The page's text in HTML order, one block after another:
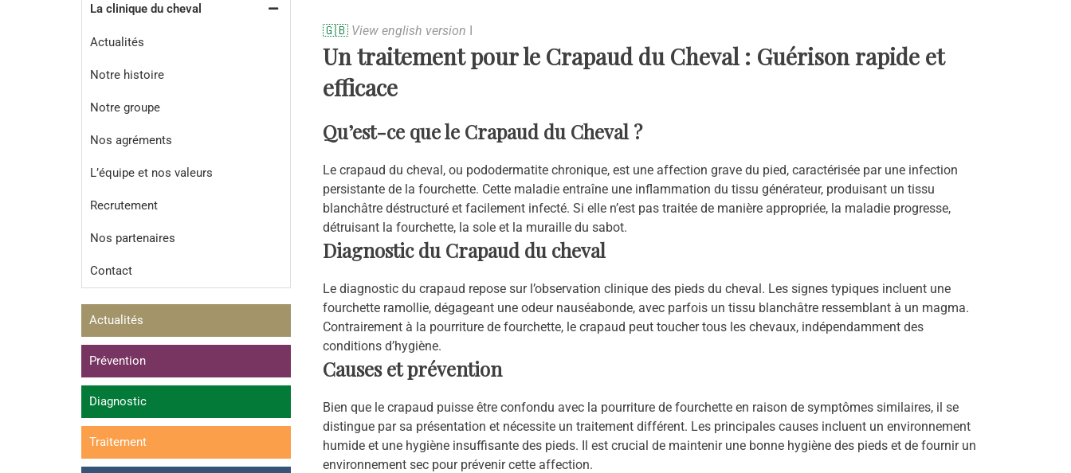
🇬🇧 View english version I
Un traitement pour le Crapaud du Cheval : Guérison rapide et
efficace
Qu’est-ce que le Crapaud du Cheval ?
Le crapaud du cheval, ou pododermatite chronique, est une affection grave du pied, caractérisée par une infection
persistante de la fourchette. Cette maladie entraîne une inflammation du tissu générateur, produisant un tissu
blanchâtre déstructuré et facilement infecté. Si elle n’est pas traitée de manière appropriée, la maladie progresse,
détruisant la fourchette, la sole et la muraille du sabot.
Diagnostic du Crapaud du cheval
Le diagnostic du crapaud repose sur l’observation clinique des pieds du cheval. Les signes typiques incluent une
fourchette ramollie, dégageant une odeur nauséabonde, avec parfois un tissu blanchâtre ressemblant à un magma.
Contrairement à la pourriture de fourchette, le crapaud peut toucher tous les chevaux, indépendamment des
conditions d’hygiène.
Causes et prévention
Bien que le crapaud puisse être confondu avec la pourriture de fourchette en raison de symptômes similaires, il se
distingue par sa présentation et nécessite un traitement différent. Les principales causes incluent un environnement
humide et une hygiène insuffisante des pieds. Il est crucial de maintenir une bonne hygiène des pieds et de fournir un
environnement sec pour prévenir cette affection.
La clinique du cheval
Actualités
Notre histoire
Notre groupe
Nos agréments
L’équipe et nos valeurs
Recrutement
Nos partenaires
Contact
Actualités
Prévention
Diagnostic
Traitement